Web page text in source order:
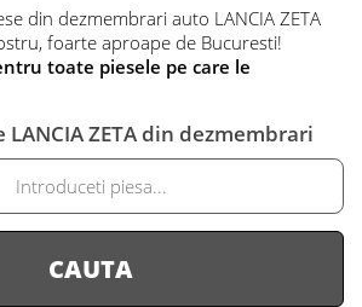
din dezmembrari auto LANCIA ZETA
foarte aproape de Bucuresti!
toate piesele pe care le
LANCIA ZETA din dezmembrari